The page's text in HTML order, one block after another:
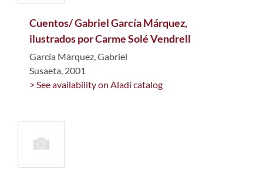
Cuentos/ Gabriel García Márquez,
ilustrados por Carme Solé Vendrell
García Márquez, Gabriel
Susaeta, 2001
> See availability on Aladí catalog